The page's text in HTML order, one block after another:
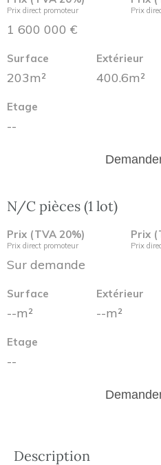
Prix direct promoteur
1 600 000 €
Prix
Surface
203m²
Extérieur
400.6m²
Etage
--
N/C pièces (1 lot)
Prix (TVA 20%)
Prix direct promoteur
Sur demande
Prix
Prix
Surface
--m²
Extérieur
--m²
Etage
--
Description